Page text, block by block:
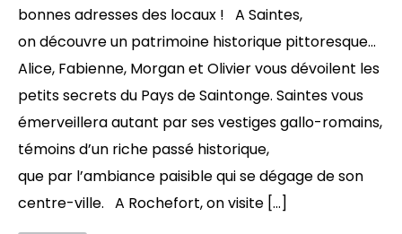
bonnes adresses des locaux ! A Saintes,
on découvre un patrimoine historique pittoresque…
Alice, Fabienne, Morgan et Olivier vous dévoilent les
petits secrets du Pays de Saintonge. Saintes vous
émerveillera autant par ses vestiges gallo-romains,
témoins d’un riche passé historique,
que par l’ambiance paisible qui se dégage de son
centre-ville. A Rochefort, on visite […]